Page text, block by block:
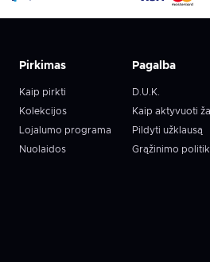
Pirkimas
Kaip pirkti
Kolekcijos
Lojalumo programa
Nuolaidos
Pagalba
D.U.K.
Kaip aktyvuoti
Pildyti užklausą
Grąžinimo